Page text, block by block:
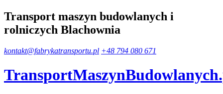
Transport maszyn budowlanych i
rolniczych Blachownia
kontakt@fabrykatransportu.pl +48 794 080 671
TransportMaszynBudowlanych